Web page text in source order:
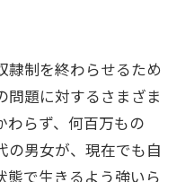
隷制を終わらせるため
問題に対するさまざま
わらず、何百万もの
の男女が、現在でも自
態で生きるよう強いら